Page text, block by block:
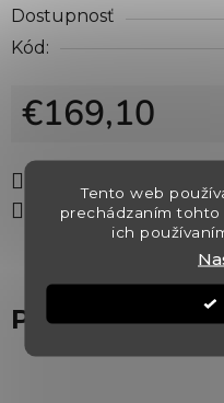
Tento web
prechádzaním
ich
Dostupnosť
Kód:
€169,10
Zdieľať
Popis